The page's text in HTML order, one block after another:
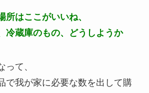
所はここがいいね、
冷蔵庫のもの、どうしようか
って、
で我が家に必要な数を出して購